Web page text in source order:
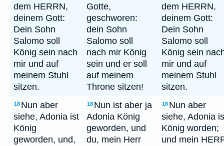
dem HERRN,
deinem Gott:
Dein Sohn
Salomo soll
König sein nach
mir und auf
meinem Stuhl
sitzen.
Gotte,
geschworen:
dein Sohn
Salomo soll
nach mir König
sein und er soll
auf meinem
Throne sitzen!
dem HERRN,
deinem Gott:
Dein Sohn
Salomo soll
König sein
mir und auf
meinem Stuhl
sitzen.
18 Nun aber
siehe, Adonia ist
König
geworden, und,
18 Nun ist aber ja
Adonia König
geworden, und
du, mein Herr
18 Nun aber
siehe, Adonia
König worden;
und mein